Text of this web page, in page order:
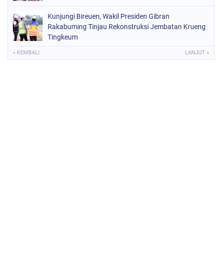
Kunjungi Bireuen, Wakil Presiden Gibran
Rakabuming Tinjau Rekonstruksi Jembatan Krueng
Tingkeum
« KEMBALI LANJUT »